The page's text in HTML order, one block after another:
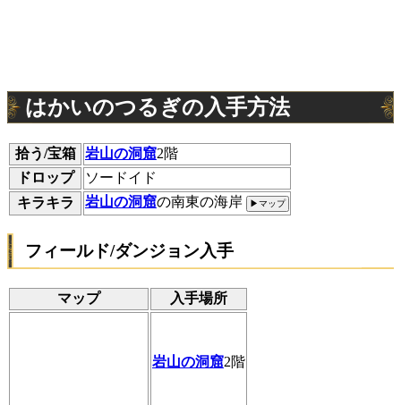
はかいのつるぎの入手方法
拾う/宝箱 岩山の洞窟2階
ドロップ
ソードイド
キラキラ
岩山の洞窟の南東の海岸 ▶マップ
フィールド/ダンジョン入手
マップ 入手場所
岩山の洞窟2階